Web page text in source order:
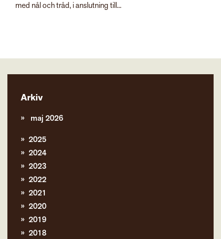
med nål och tråd, i anslutning till...
Arkiv
maj 2026
2025
2024
2023
2022
2021
2020
2019
2018